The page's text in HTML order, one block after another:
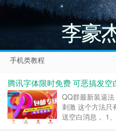
李豪
手机类教程
腾讯字体限时免费 可恶搞发
QQ群最新装逼
刺激 这个方法只
送空白消息， 1